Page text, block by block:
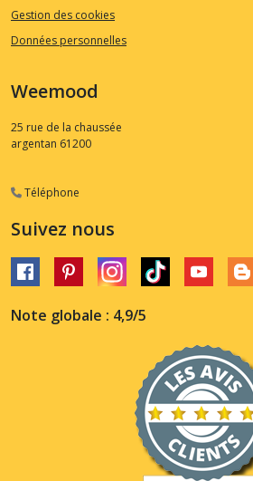
Gestion des cookies
Données personnelles
Weemood
25 rue de la chaussée
argentan 61200
Téléphone
Suivez nous
Note globale : 4,9/5